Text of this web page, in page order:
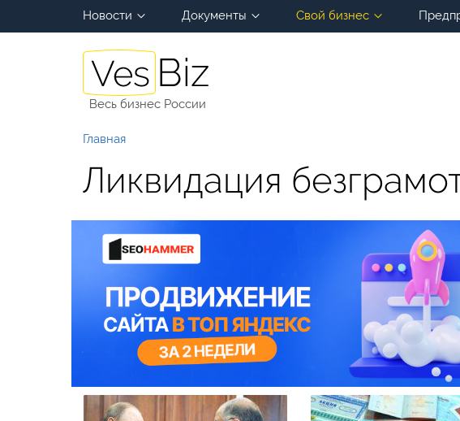
Новости Документы Свой бизнес
Весь бизнес России
Главная
Ликвидация